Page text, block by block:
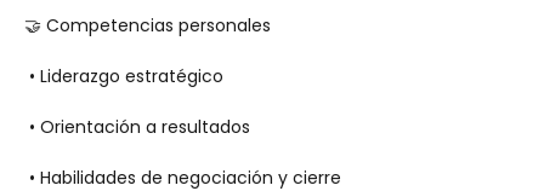
🤝 Competencias personales
• Liderazgo estratégico
• Orientación a resultados
• Habilidades de negociación y cierre